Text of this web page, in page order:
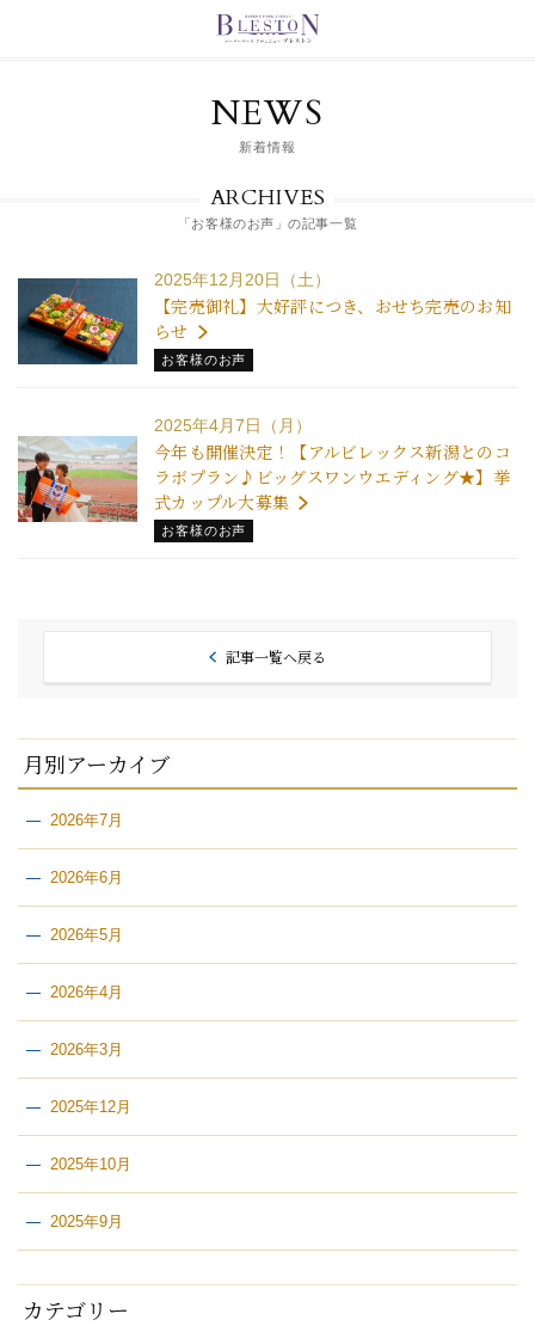
NEWS
新着情報
ARCHIVES
「お客様のお声」の記事一覧
2025年12月20日（土）
【完売御礼】大好評につき、おせち完売のお知
らせ
お客様のお声
2025年4月7日（月）
今年も開催決定！【アルビレックス新潟とのコ
ラボプラン♪ビッグスワンウエディング★】挙
式カップル大募集
お客様のお声
記事一覧へ戻る
月別アーカイブ
2026年7月
2026年6月
2026年5月
2026年4月
2026年3月
2025年12月
2025年10月
2025年9月
カテゴリー